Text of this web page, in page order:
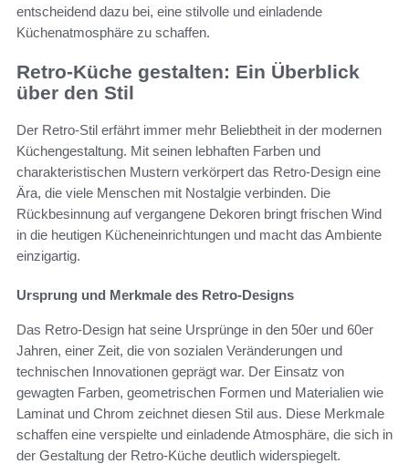
entscheidend dazu bei, eine stilvolle und einladende
Küchenatmosphäre zu schaffen.
Retro-Küche gestalten: Ein Überblick
über den Stil
Der Retro-Stil erfährt immer mehr Beliebtheit in der modernen
Küchengestaltung. Mit seinen lebhaften Farben und
charakteristischen Mustern verkörpert das Retro-Design eine
Ära, die viele Menschen mit Nostalgie verbinden. Die
Rückbesinnung auf vergangene Dekoren bringt frischen Wind
in die heutigen Kücheneinrichtungen und macht das Ambiente
einzigartig.
Ursprung und Merkmale des Retro-Designs
Das Retro-Design hat seine Ursprünge in den 50er und 60er
Jahren, einer Zeit, die von sozialen Veränderungen und
technischen Innovationen geprägt war. Der Einsatz von
gewagten Farben, geometrischen Formen und Materialien wie
Laminat und Chrom zeichnet diesen Stil aus. Diese Merkmale
schaffen eine verspielte und einladende Atmosphäre, die sich in
der Gestaltung der Retro-Küche deutlich widerspiegelt.